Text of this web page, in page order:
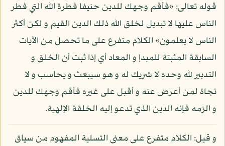
قوله تعالى: «فأقم وجهك للدين حنيفا فطرة الله التي فطر
الناس عليها لا تبديل لخلق الله ذلك الدين القيم و لكن أكثر
الناس لا يعلمون» الكلام متفرع على ما تحصل من الآيات
السابقة المثبتة للمبدإ و المعاد أي إذا ثبت أن الخلق و
التدبير لله وحده لا شريك له و هو سيبعث و يحاسب و لا
نجاة لمن أعرض عنه و أقبل على غيره فأقم وجهك للدين
و الزمه فإنه الدين الذي تدعو إليه الخلقة الإلهية.
و قيل: الكلام متفرع على معنى التسلية المفهوم من سياق